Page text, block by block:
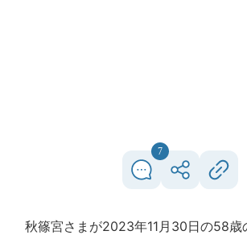
7
秋篠宮さまが2023年11月30日の58歳